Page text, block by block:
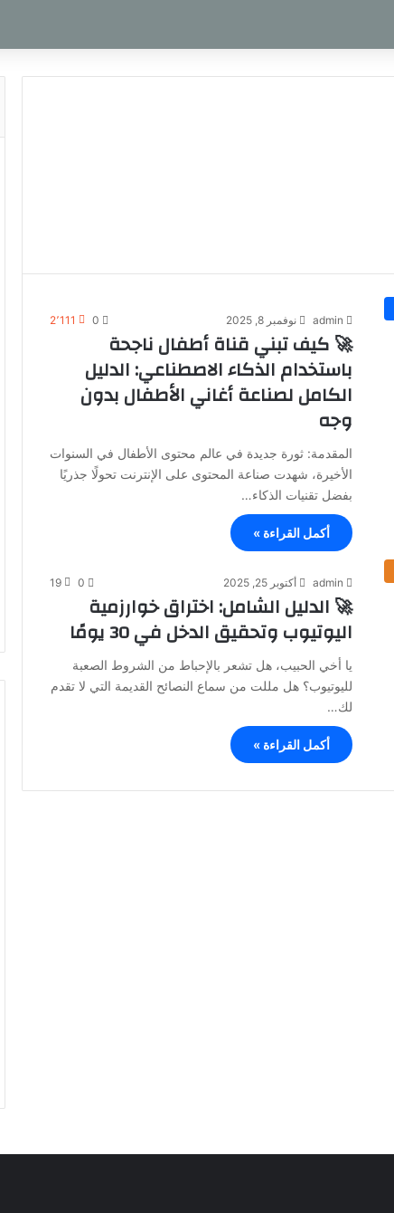
admin نوفمبر 8, 2025 0 2٬111
🚀 كيف تبني قناة أطفال ناجحة
باستخدام الذكاء الاصطناعي: الدليل
الكامل لصناعة أغاني الأطفال بدون
وجه
المقدمة: ثورة جديدة في عالم محتوى الأطفال في السنوات
الأخيرة، شهدت صناعة المحتوى على الإنترنت تحولًا جذريًا
بفضل تقنيات الذكاء…
أكمل القراءة »
admin أكتوبر 25, 2025 0
19
🚀 الدليل الشامل: اختراق خوارزمية
اليوتيوب وتحقيق الدخل في 30 يومًا
يا أخي الحبيب، هل تشعر بالإحباط من الشروط الصعبة
لليوتيوب؟ هل مللت من سماع النصائح القديمة التي لا تقدم
لك…
أكمل القراءة »